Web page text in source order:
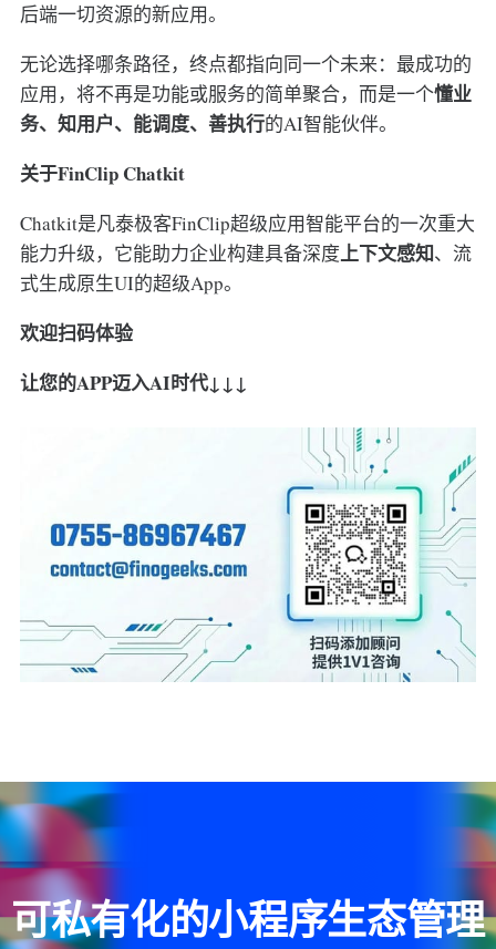
后端一切资源的新应用。
无论选择哪条路径，终点都指向同一个未来：最成功的
应用，将不再是功能或服务的简单聚合，而是一个懂业
务、知用户、能调度、善执行的AI智能伙伴。
关于FinClip Chatkit
Chatkit是凡泰极客FinClip超级应用智能平台的一次重大
能力升级，它能助力企业构建具备深度上下文感知、流
式生成原生UI的超级App。
欢迎扫码体验
让您的APP迈入AI时代↓↓↓
可私有化的小程序生态管理